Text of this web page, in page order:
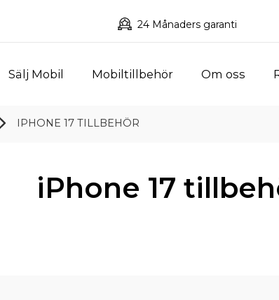
24 Månaders garanti
Sälj Mobil Mobiltillbehör Om oss
IPHONE 17 TILLBEHÖR
iPhone 17